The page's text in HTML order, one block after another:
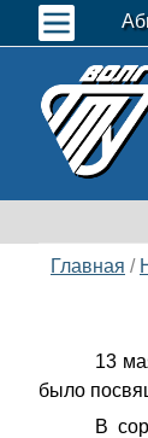
Главная /
13
было
В